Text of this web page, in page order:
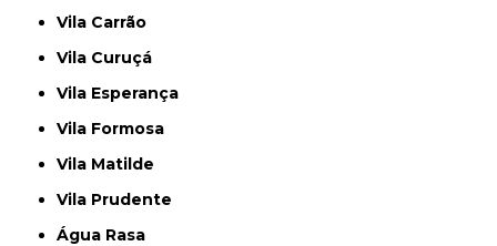
Vila Carrão
Vila Curuçá
Vila Esperança
Vila Formosa
Vila Matilde
Vila Prudente
Água Rasa